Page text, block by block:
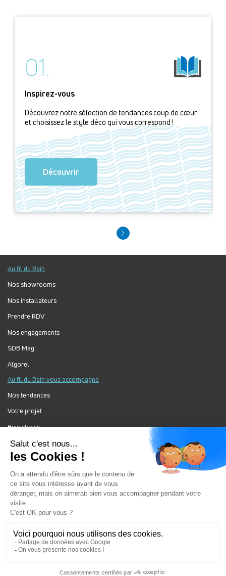
01.
Inspirez-vous
Découvrez notre sélection de tendances coup de cœur
et choisissez le style déco qui vous correspond !
Découvrir
Au fil du Bain
Nos showrooms
Nos installateurs
Prendre RDV
Nos engagements
SDB Mag'
Algorel
Au fil du Bain vous accompagne
Nos tendances
Votre projet
Bien choisir
Forum Au Fil du Bain
Nos produits
Gestion des cookies
Mentions légales